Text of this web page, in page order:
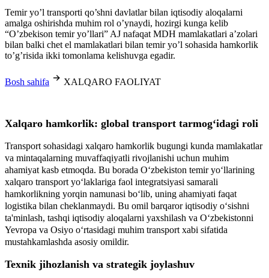
Temir yo’l transporti qo’shni davlatlar bilan iqtisodiy aloqalarni
amalga oshirishda muhim rol o’ynaydi, hozirgi kunga kelib
“O’zbekison temir yo’llari” AJ nafaqat MDH mamlakatlari a’zolari
bilan balki chet el mamlakatlari bilan temir yo’l sohasida hamkorlik
to’g’risida ikki tomonlama kelishuvga egadir.
Bosh sahifa XALQARO FAOLIYAT
Xalqaro hamkorlik: global transport tarmog‘idagi roli
Transport sohasidagi xalqaro hamkorlik bugungi kunda mamlakatlar
va mintaqalarning muvaffaqiyatli rivojlanishi uchun muhim
ahamiyat kasb etmoqda. Bu borada O‘zbekiston temir yo‘llarining
xalqaro transport yo‘laklariga faol integratsiyasi samarali
hamkorlikning yorqin namunasi bo‘lib, uning ahamiyati faqat
logistika bilan cheklanmaydi. Bu omil barqaror iqtisodiy o‘sishni
ta'minlash, tashqi iqtisodiy aloqalarni yaxshilash va O‘zbekistonni
Yevropa va Osiyo o‘rtasidagi muhim transport xabi sifatida
mustahkamlashda asosiy omildir.
Texnik jihozlanish va strategik joylashuv